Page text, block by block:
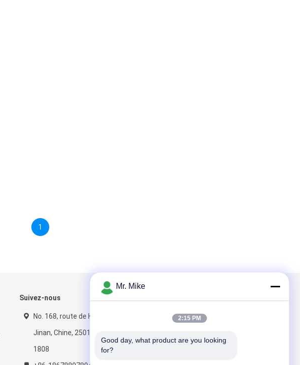
1
Suivez-nous
No. 168, route de Huayuan,
Jinan, Chine, 250100 du Rm
1808
Mr. Mike
2:15 PM
Good day, what product are you looking
for?